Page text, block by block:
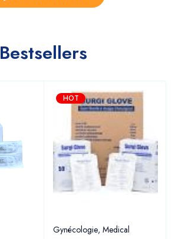
Bestsellers
HOT
Gynécologie, Medical